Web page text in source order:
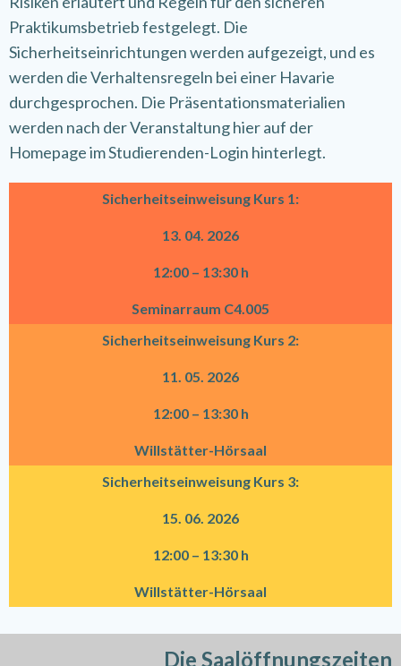
Praktikumsbetrieb festgelegt. Die
Sicherheitseinrichtungen werden aufgezeigt, und es
werden die Verhaltensregeln bei einer Havarie
durchgesprochen. Die Präsentationsmaterialien
werden nach der Veranstaltung hier auf der
Homepage im Studierenden-Login hinterlegt.
Sicherheitseinweisung Kurs 1:
13. 04. 2026
12:00 – 13:30 h
Seminarraum C4.005
Sicherheitseinweisung Kurs 2:
11. 05. 2026
12:00 – 13:30 h
Willstätter-Hörsaal
Sicherheitseinweisung Kurs 3:
15. 06. 2026
12:00 – 13:30 h
Willstätter-Hörsaal
Die Saalöffnungszeiten